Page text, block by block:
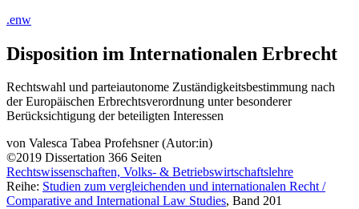
.enw
Disposition im Internationalen Erbrecht
Rechtswahl und parteiautonome Zuständigkeitsbestimmung nach
der Europäischen Erbrechtsverordnung unter besonderer
Berücksichtigung der beteiligten Interessen
von Valesca Tabea Profehsner (Autor:in)
©2019 Dissertation 366 Seiten
Rechtswissenschaften, Volks- & Betriebswirtschaftslehre
Reihe: Studien zum vergleichenden und internationalen Recht /
Comparative and International Law Studies, Band 201